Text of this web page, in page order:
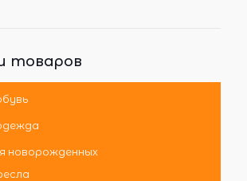
товаров
новорожденных